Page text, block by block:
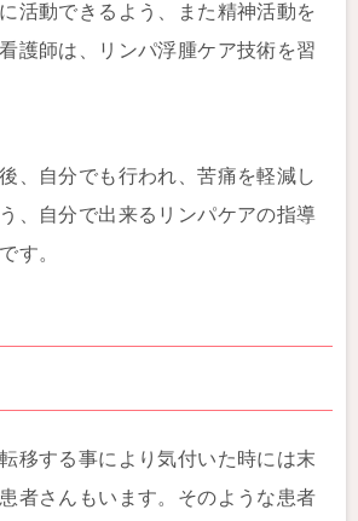
活動できるよう、また精神活動を
護師は、リンパ浮腫ケア技術を習
、自分でも行われ、苦痛を軽減し
、自分で出来るリンパケアの指導
す。
移する事により気付いた時には末
者さんもいます。そのような患者